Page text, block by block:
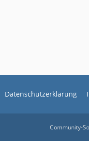
Datenschutzerklärung
Community-